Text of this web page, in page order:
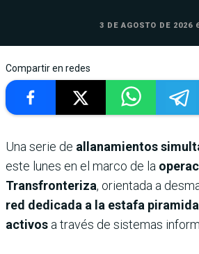
3 DE AGOSTO DE 2026
Compartir en redes
Una serie de allanamientos
este lunes en el marco de la
Transfronteriza, orientada a
red dedicada a la estafa
activos a través de sistemas